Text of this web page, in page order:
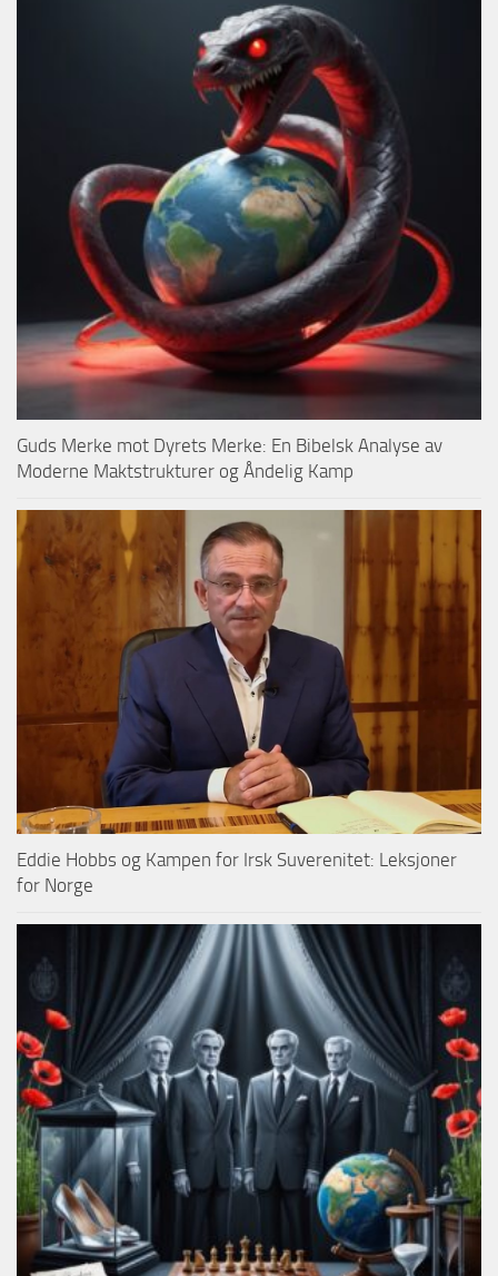
Guds Merke mot Dyrets Merke: En Bibelsk Analyse av
Moderne Maktstrukturer og Åndelig Kamp
Eddie Hobbs og Kampen for Irsk Suverenitet: Leksjoner
for Norge